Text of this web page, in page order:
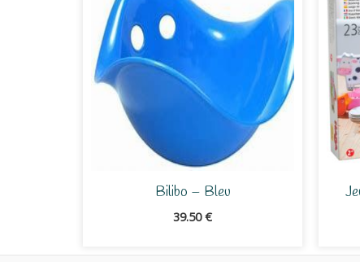
Bilibo – Bleu
39.50€